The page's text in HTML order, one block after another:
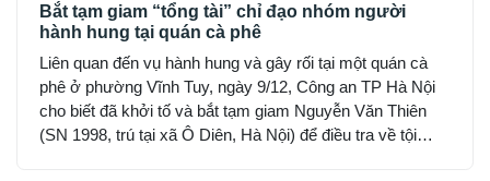
Bắt tạm giam “tổng tài” chỉ đạo nhóm người
hành hung tại quán cà phê
Liên quan đến vụ hành hung và gây rối tại một quán cà
phê ở phường Vĩnh Tuy, ngày 9/12, Công an TP Hà Nội
cho biết đã khởi tố và bắt tạm giam Nguyễn Văn Thiên
(SN 1998, trú tại xã Ô Diên, Hà Nội) để điều tra về tội